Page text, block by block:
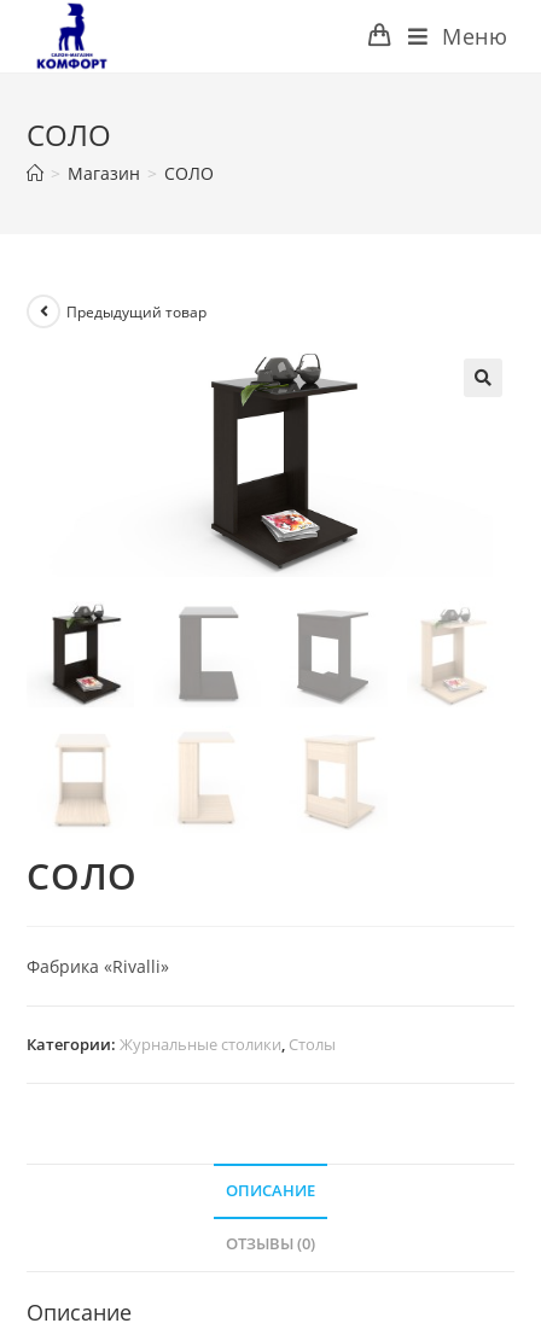
Перейти
содержимому
Меню
СОЛО
> Магазин > СОЛО
Предыдущий товар
СОЛО
Фабрика «Rivalli»
Категории:Журнальные столики, Столы
ОПИСАНИЕ
ОТЗЫВЫ (0)
Описание